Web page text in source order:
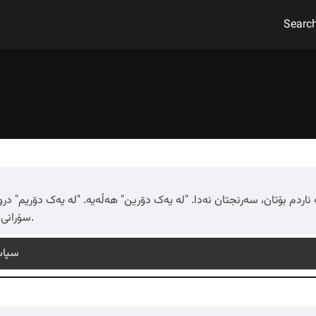
ناردم بۆتان، سەرنجتان نەدا. "لە یەک دۊرین" هەڵەیە. "لە یەک دۊریم"
سۆرانی. تکایە ئەم هەڵەیە دروست کەن.